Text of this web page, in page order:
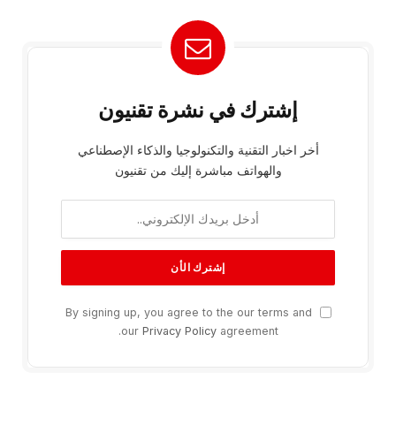
إشترك في نشرة تقنيون
أخر اخبار التقنية والتكنولوجيا والذكاء الإصطناعي
والهواتف مباشرة إليك من تقنيون
By signing up, you agree to the our terms and
our Privacy Policyagreement.